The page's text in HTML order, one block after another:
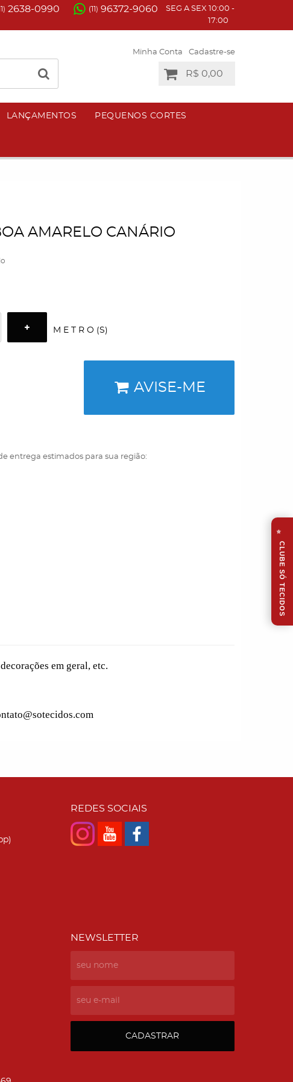
2638-0990 (11) 96372-9060
SEG A SEX 10:00 -
17:00
Minha Conta Cadastre-se
R$ 0,00
LANÇAMENTOS PEQUENOS CORTES
AMARELO CANÁRIO
M E T R O (S)
AVISE-ME
entrega estimados para sua região:
em geral, etc.
REDES SOCIAIS
NEWSLETTER
CADASTRAR
⭐
CLUBE SÓ TECIDOS